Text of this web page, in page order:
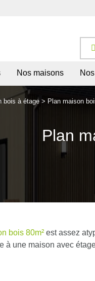
Nos maisons
bois à étage > Plan maison
Plan
bois 80m² est assez
à une maison avec